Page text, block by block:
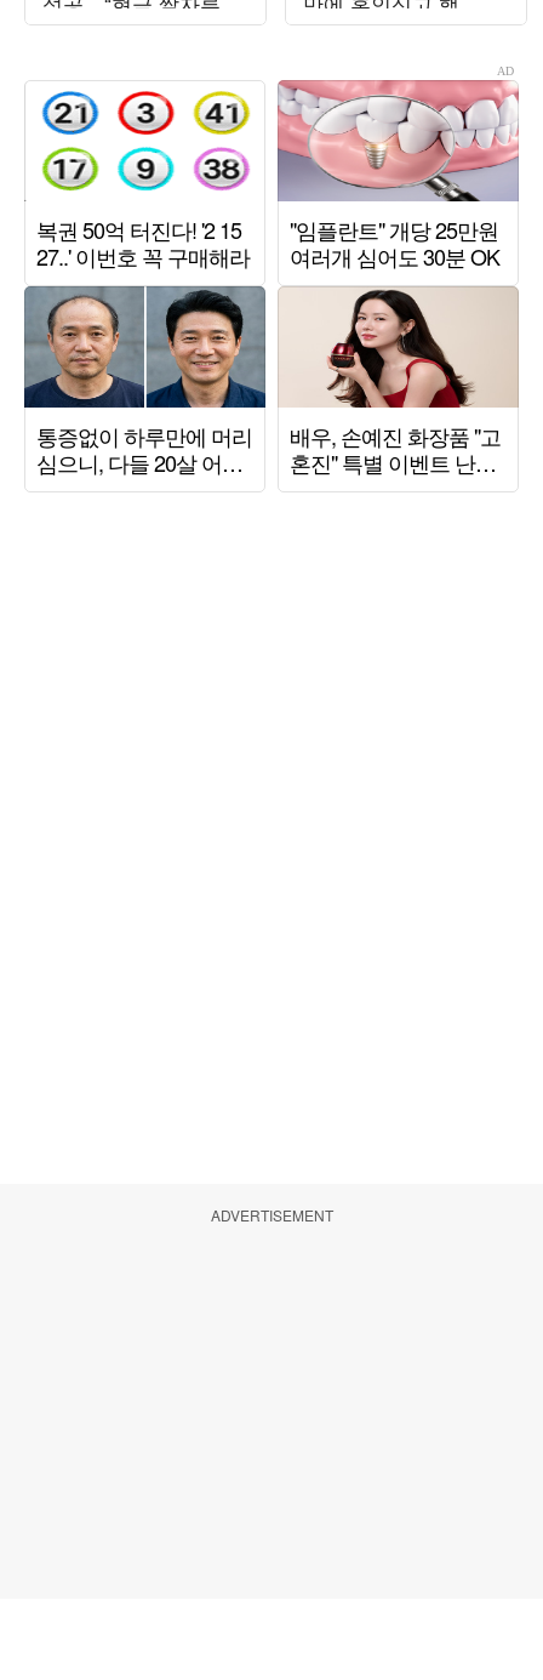
넣어 베고 자” (‘백만장
다…"첫사랑과 결혼"
ADVERTISEMENT